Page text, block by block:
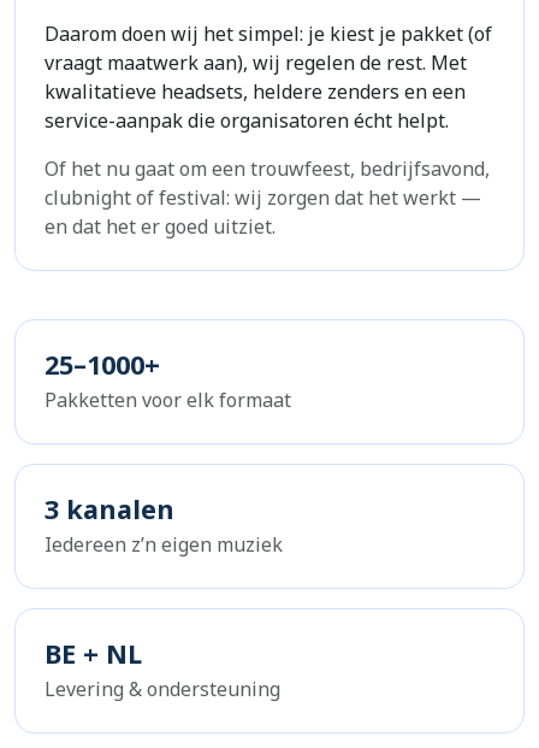
Daarom doen wij het simpel: je kiest je pakket (of
vraagt maatwerk aan), wij regelen de rest. Met
kwalitatieve headsets, heldere zenders en een
service-aanpak die organisatoren écht helpt.
Of het nu gaat om een trouwfeest, bedrijfsavond,
clubnight of festival: wij zorgen dat het werkt —
en dat het er goed uitziet.
25–1000+
Pakketten voor elk formaat
3 kanalen
Iedereen z’n eigen muziek
BE + NL
Levering & ondersteuning